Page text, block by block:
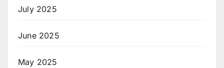
July 2025
June 2025
May 2025